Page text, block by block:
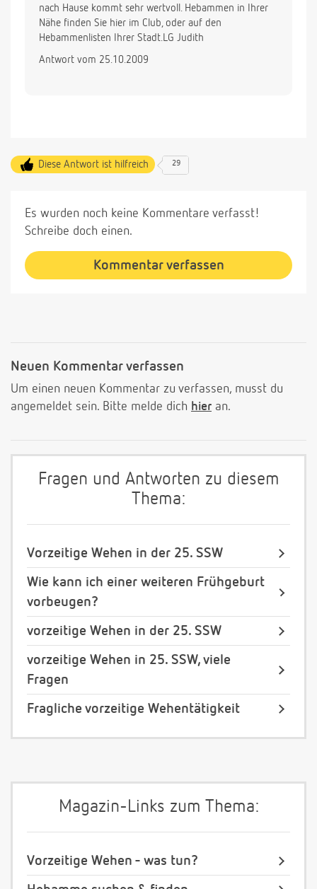
nach Hause kommt sehr wertvoll. Hebammen in Ihrer
Nähe finden Sie hier im Club, oder auf den
Hebammenlisten Ihrer Stadt.LG Judith
Antwort vom 25.10.2009
Diese Antwort ist hilfreich 29
Es wurden noch keine Kommentare verfasst!
Schreibe doch einen.
Kommentar verfassen
Neuen Kommentar verfassen
Um einen neuen Kommentar zu verfassen, musst du
angemeldet sein. Bitte melde dich hier an.
Fragen und Antworten zu diesem
Thema:
Vorzeitige Wehen in der 25. SSW
Wie kann ich einer weiteren Frühgeburt
vorbeugen?
vorzeitige Wehen in der 25. SSW
vorzeitige Wehen in 25. SSW, viele
Fragen
Fragliche vorzeitige Wehentätigkeit
Magazin-Links zum Thema:
Vorzeitige Wehen - was tun?